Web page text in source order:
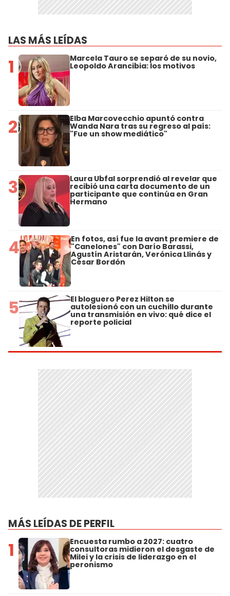
LAS MÁS LEÍDAS
1 Marcela Tauro se separó de su novio,
Leopoldo Arancibia: los motivos
2 Elba Marcovecchio apuntó contra
Wanda Nara tras su regreso al país:
"Fue un show mediático"
3 Laura Ubfal sorprendió al revelar que
recibió una carta documento de un
participante que continúa en Gran
Hermano
4 En fotos, así fue la avant premiere de
"Canelones" con Darío Barassi,
Agustín Aristarán, Verónica Llinás y
César Bordón
5 El bloguero Perez Hilton se
autolesionó con un cuchillo durante
una transmisión en vivo: qué dice el
reporte policial
MÁS LEÍDAS DE PERFIL
1 Encuesta rumbo a 2027: cuatro
consultoras midieron el desgaste de
Milei y la crisis de liderazgo en el
peronismo